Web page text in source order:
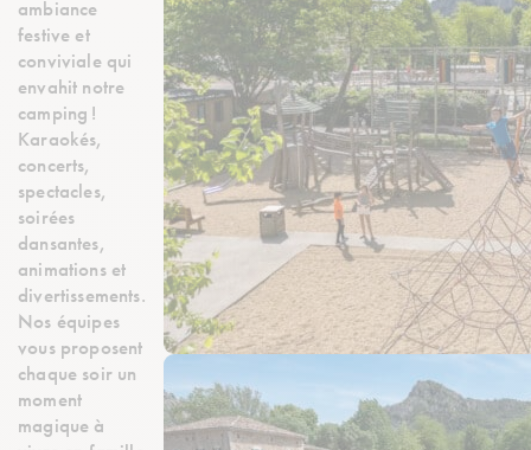
ambiance
festive et
conviviale qui
envahit notre
camping !
Karaokés,
concerts,
spectacles,
soirées
dansantes,
animations et
divertissements.
Nos équipes
vous proposent
chaque soir un
moment
magique à